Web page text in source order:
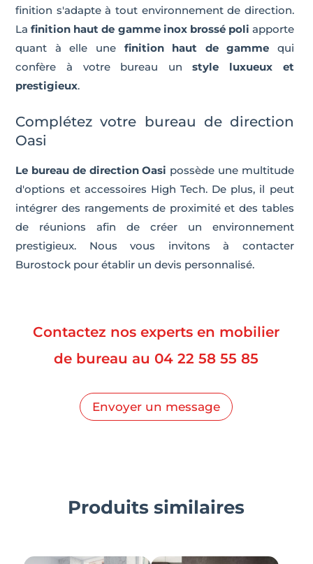
finition s'adapte à tout environnement de direction.
Lafinition haut de gamme inox brossé poli apporte
quant à elle une finition haut de gamme qui
confère à votre bureau unstyle luxueux et
prestigieux.
Complétez votre bureau de direction
Oasi
Le bureau de direction Oasi possède une multitude
d'options et accessoires High Tech. De plus, il peut
intégrer des rangements de proximité et des tables
de réunions afin de créer un environnement
prestigieux. Nous vous invitons à contacter
Burostock pour établir un devis personnalisé.
Contactez nos experts en mobilier
de bureau au 04 22 58 55 85
Envoyer un message
Produits similaires